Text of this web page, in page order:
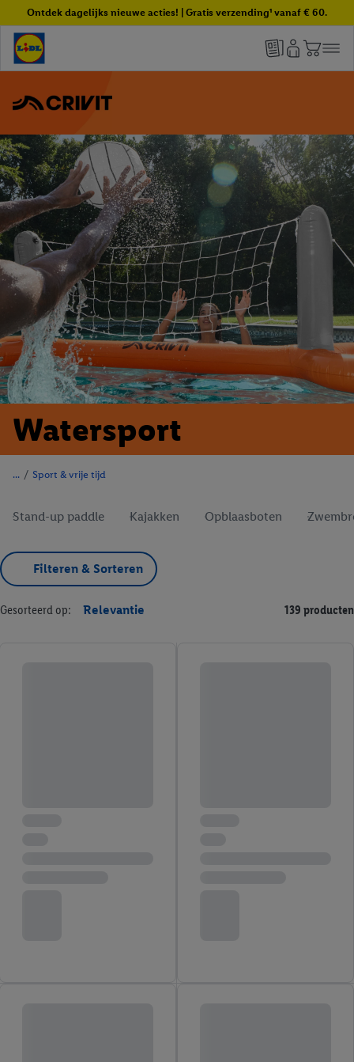
Ontdek dagelijks nieuwe acties! | Gratis verzending¹ vanaf € 60.
Watersport
/ Sport & vrije tijd
Stand-up paddle Kajakken Opblaasboten
Filteren & Sorteren
Gesorteerd op: Relevantie 139 producten